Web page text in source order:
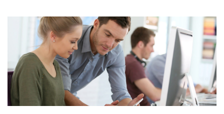
Étiquette :
learning